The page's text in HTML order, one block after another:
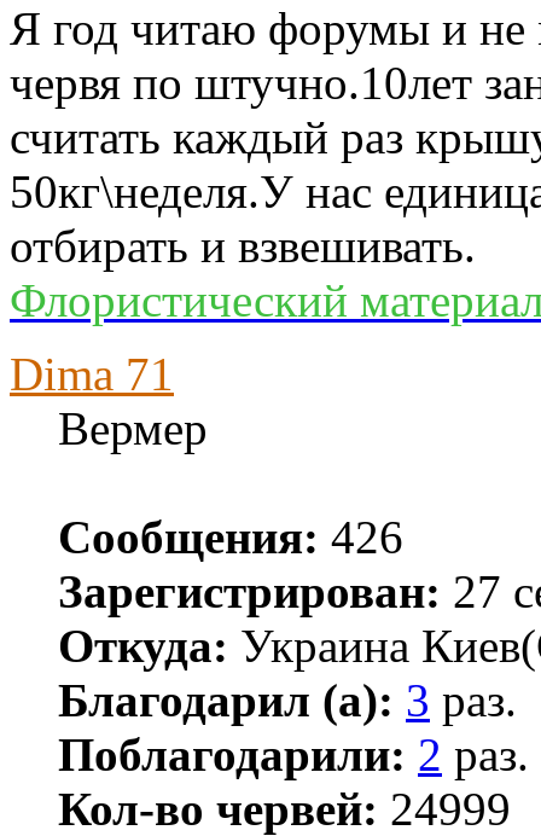
Я год читаю форумы и не
червя по штучно.10лет
считать каждый раз
50кг\неделя.У нас
отбирать и взвешивать.
Флористический
Dima 71
Вермер
Сообщения: 426
Зарегистрирован: 27
Откуда: Украина
Благодарил (а): 3 раз.
Поблагодарили: 2 раз.
Кол-во червей: 24999